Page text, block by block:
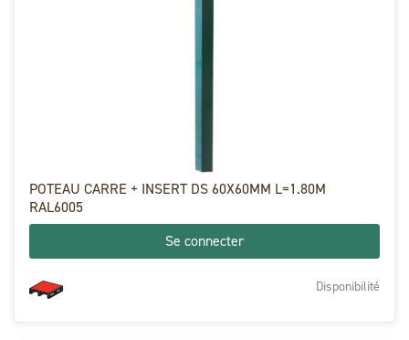
POTEAU CARRE + INSERT DS 60X60MM L=1.80M
RAL6005
Se connecter
Disponibilité